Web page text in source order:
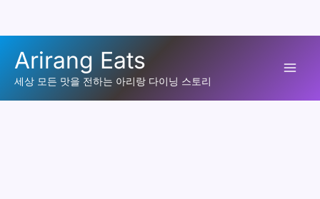
로
Arirang Eats
세상 모든 맛을 전하는 아리랑 다이닝 스토리